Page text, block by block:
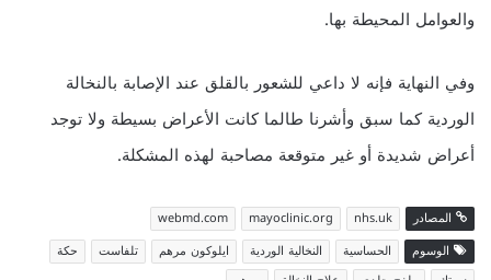
والعوامل المحيطة بها.
وفي النهاية فإنه لا داعي للشعور بالقلق عند الإصابة بالنخالة
الوردية كما سبق وأشرنا طالما كانت الأعراض بسيطة ولا توجد
أعراض شديدة أو غير متوقعة مصاحبة لهذه المشكلة.
المصادر nhs.uk
mayoclinic.org
webmd.com
الوسوم
الحساسية النخالية الوردية ايلوكون مرهم تلفاست
حكة